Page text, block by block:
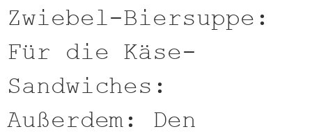
Zwiebel-Biersuppe:
Für die Käse-
Sandwiches:
Außerdem: Den